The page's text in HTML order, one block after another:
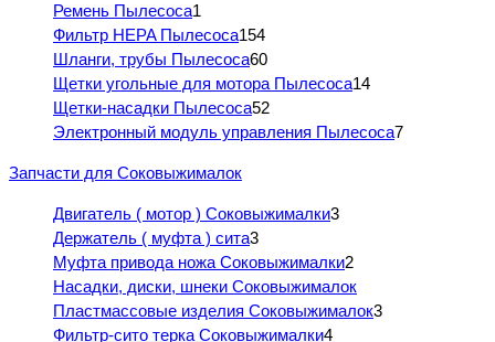
Ремень Пылесоса1
Фильтр HEPA Пылесоса154
Шланги, трубы Пылесоса60
Щетки угольные для мотора Пылесоса14
Щетки-насадки Пылесоса52
Электронный модуль управления Пылесоса7
Запчасти для Соковыжималок
Двигатель ( мотор ) Соковыжималки3
Держатель ( муфта ) сита3
Муфта привода ножа Соковыжималки2
Насадки, диски, шнеки Соковыжималок
Пластмассовые изделия Соковыжималок3
Фильтр-сито терка Соковыжималки4